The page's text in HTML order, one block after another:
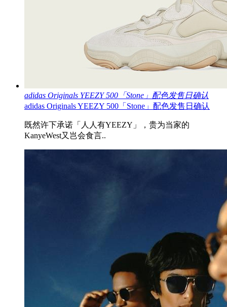
adidas Originals YEEZY 500「Stone」配色发售日确认
adidas Originals YEEZY 500「Stone」配色发售日确认
既然许下承诺「人人有YEEZY」，贵为当家的
KanyeWest又岂会食言..